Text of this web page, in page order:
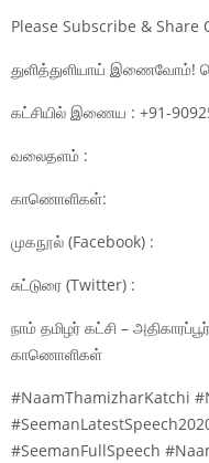
Please Subscribe & Share
துளித்துளியாய் இணைவோம்!
கட்சியில் இணைய : +91-
வலைதளம் :
காணொளிகள்:
முகநூல் (Facebook) :
சுட்டுரை (Twitter) :
நாம் தமிழர் கட்சி –
காணொளிகள்
#NaamThamizharKatchi
#SeemanFullSpeech